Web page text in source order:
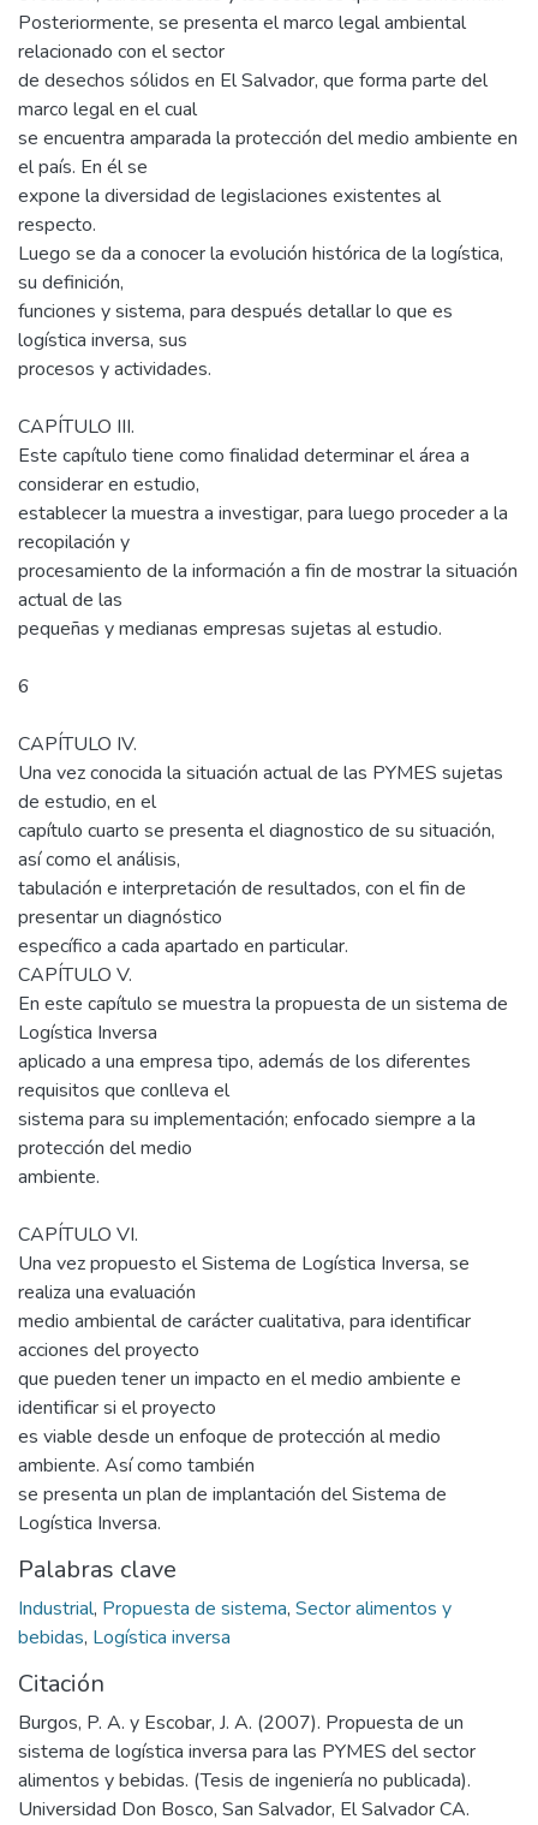
Posteriormente, se presenta el marco legal ambiental
relacionado con el sector
de desechos sólidos en El Salvador, que forma parte del
marco legal en el cual
se encuentra amparada la protección del medio ambiente en
el país. En él se
expone la diversidad de legislaciones existentes al
respecto.
Luego se da a conocer la evolución histórica de la logística,
su definición,
funciones y sistema, para después detallar lo que es
logística inversa, sus
procesos y actividades.
CAPÍTULO III.
Este capítulo tiene como finalidad determinar el área a
considerar en estudio,
establecer la muestra a investigar, para luego proceder a la
recopilación y
procesamiento de la información a fin de mostrar la situación
actual de las
pequeñas y medianas empresas sujetas al estudio.
6
CAPÍTULO IV.
Una vez conocida la situación actual de las PYMES sujetas
de estudio, en el
capítulo cuarto se presenta el diagnostico de su situación,
así como el análisis,
tabulación e interpretación de resultados, con el fin de
presentar un diagnóstico
específico a cada apartado en particular.
CAPÍTULO V.
En este capítulo se muestra la propuesta de un sistema de
Logística Inversa
aplicado a una empresa tipo, además de los diferentes
requisitos que conlleva el
sistema para su implementación; enfocado siempre a la
protección del medio
ambiente.
CAPÍTULO VI.
Una vez propuesto el Sistema de Logística Inversa, se
realiza una evaluación
medio ambiental de carácter cualitativa, para identificar
acciones del proyecto
que pueden tener un impacto en el medio ambiente e
identificar si el proyecto
es viable desde un enfoque de protección al medio
ambiente. Así como también
se presenta un plan de implantación del Sistema de
Logística Inversa.
Palabras clave
Industrial, Propuesta de sistema, Sector alimentos y
bebidas, Logística inversa
Citación
Burgos, P. A. y Escobar, J. A. (2007). Propuesta de un
sistema de logística inversa para las PYMES del sector
alimentos y bebidas. (Tesis de ingeniería no publicada).
Universidad Don Bosco, San Salvador, El Salvador CA.